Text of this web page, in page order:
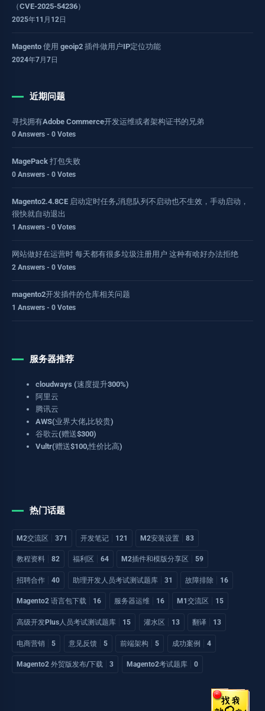
（CVE-2025-54236）
2025年11月12日
Magento 使用 geoip2 插件做用户IP定位功能
2024年7月7日
近期问题
寻找拥有Adobe Commerce开发运维或者架构证书的兄弟
0 Answers - 0 Votes
MagePack 打包失败
0 Answers - 0 Votes
Magento2.4.8CE 启动定时任务,消息队列不启动也不生效，手动启动，
很快就自动退出
1 Answers - 0 Votes
网站做好在运营时 每天都有很多垃圾注册用户 这种有啥好办法拒绝
2 Answers - 0 Votes
magento2开发插件的仓库相关问题
1 Answers - 0 Votes
服务器推荐
cloudways (速度提升300%)
阿里云
腾讯云
AWS(业界大佬,比较贵)
谷歌云(赠送$300)
Vultr(赠送$100,性价比高)
热门话题
M2交流区 371 开发笔记 121 M2安装设置 83
教程资料 82 福利区 64 M2插件和模版分享区 59
招聘合作 40 助理开发人员考试测试题库 31 故障排除 16
Magento2 语言包下载 16 服务器运维 16 M1交流区 15
高级开发Plus人员考试测试题库 15 灌水区 13 翻译 13
电商营销 5 意见反馈 5 前端架构 5 成功案例 4
Magento2 外贸版发布/下载 3 Magento2考试题库 0